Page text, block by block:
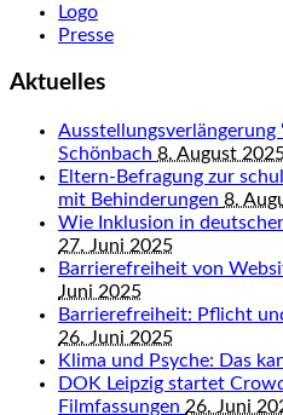
Logo
Presse
Aktuelles
Schönbach 8. August
Eltern-Befragung zur
mit Behinderungen 8.
Wie Inklusion in
27. Juni 2025
Barrierefreiheit von
Juni 2025
Barrierefreiheit: Pflicht
26. Juni 2025
Klima und Psyche: Das
DOK Leipzig startet
Filmfassungen 26. Juni